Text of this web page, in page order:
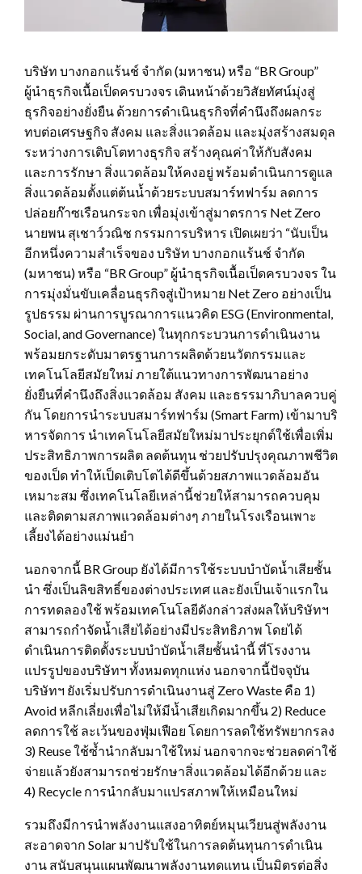
บริษัท บางกอกแร้นช์ จำกัด (มหาชน) หรือ “BR Group”
ผู้นำธุรกิจเนื้อเป็ดครบวงจร เดินหน้าด้วยวิสัยทัศน์มุ่งสู่
ธุรกิจอย่างยั่งยืน ด้วยการดำเนินธุรกิจที่คำนึงถึงผลกระ
ทบต่อเศรษฐกิจ สังคม และสิ่งแวดล้อม และมุ่งสร้างสมดุล
ระหว่างการเติบโตทางธุรกิจ สร้างคุณค่าให้กับสังคม
และการรักษา สิ่งแวดล้อมให้คงอยู่ พร้อมดำเนินการดูแล
สิ่งแวดล้อมตั้งแต่ต้นน้ำด้วยระบบสมาร์ทฟาร์ม ลดการ
ปล่อยก๊าซเรือนกระจก เพื่อมุ่งเข้าสู่มาตรการ Net Zero
นายพน สุเชาว์วณิช กรรมการบริหาร เปิดเผยว่า “นับเป็น
อีกหนึ่งความสำเร็จของ บริษัท บางกอกแร้นช์ จำกัด
(มหาชน) หรือ “BR Group” ผู้นำธุรกิจเนื้อเป็ดครบวงจร ใน
การมุ่งมั่นขับเคลื่อนธุรกิจสู่เป้าหมาย Net Zero อย่างเป็น
รูปธรรม ผ่านการบูรณาการแนวคิด ESG (Environmental,
Social, and Governance) ในทุกกระบวนการดำเนินงาน
พร้อมยกระดับมาตรฐานการผลิตด้วยนวัตกรรมและ
เทคโนโลยีสมัยใหม่ ภายใต้แนวทางการพัฒนาอย่าง
ยั่งยืนที่คำนึงถึงสิ่งแวดล้อม สังคม และธรรมาภิบาลควบคู่
กัน โดยการนำระบบสมาร์ทฟาร์ม (Smart Farm) เข้ามาบริ
หารจัดการ นำเทคโนโลยีสมัยใหม่มาประยุกต์ใช้เพื่อเพิ่ม
ประสิทธิภาพการผลิต ลดต้นทุน ช่วยปรับปรุงคุณภาพชีวิต
ของเป็ด ทำให้เป็ดเติบโตได้ดีขึ้นด้วยสภาพแวดล้อมอัน
เหมาะสม ซึ่งเทคโนโลยีเหล่านี้ช่วยให้สามารถควบคุม
และติดตามสภาพแวดล้อมต่างๆ ภายในโรงเรือนเพาะ
เลี้ยงได้อย่างแม่นยำ
นอกจากนี้ BR Group ยังได้มีการใช้ระบบบำบัดน้ำเสียชั้น
นำ ซึ่งเป็นลิขสิทธิ์ของต่างประเทศ และยังเป็นเจ้าแรกใน
การทดลองใช้ พร้อมเทคโนโลยีดังกล่าวส่งผลให้บริษัทฯ
สามารถกำจัดน้ำเสียได้อย่างมีประสิทธิภาพ โดยได้
ดำเนินการติดตั้งระบบบำบัดน้ำเสียชั้นนำนี้ ที่โรงงาน
แปรรูปของบริษัทฯ ทั้งหมดทุกแห่ง นอกจากนี้ปัจจุบัน
บริษัทฯ ยังเริ่มปรับการดำเนินงานสู่ Zero Waste คือ 1)
Avoid หลีกเลี่ยงเพื่อไม่ให้มีน้ำเสียเกิดมากขึ้น 2) Reduce
ลดการใช้ ละเว้นของฟุ่มเฟือย โดยการลดใช้ทรัพยากรลง
3) Reuse ใช้ซ้ำนำกลับมาใช้ใหม่ นอกจากจะช่วยลดค่าใช้
จ่ายแล้วยังสามารถช่วยรักษาสิ่งแวดล้อมได้อีกด้วย และ
4) Recycle การนำกลับมาแปรสภาพให้เหมือนใหม่
รวมถึงมีการนำพลังงานแสงอาทิตย์หมุนเวียนสู่พลังงาน
สะอาดจาก Solar มาปรับใช้ในการลดต้นทุนการดำเนิน
งาน สนับสนุนแผนพัฒนาพลังงานทดแทน เป็นมิตรต่อสิ่ง